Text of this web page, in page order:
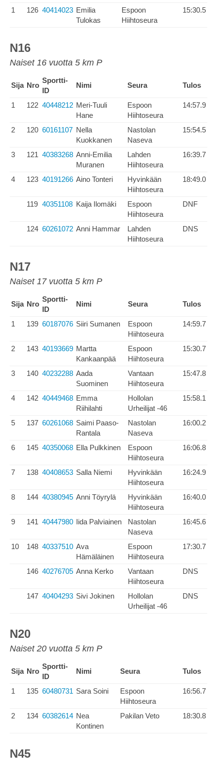
1 126 40414023 Emilia
Tulokas
Espoon
Hiihtoseura
15:30.5
N16
Naiset 16 vuotta 5 km P
Sija Nro
Sportti-
ID
Nimi Seura Tulos
1 122 40448212 Meri-Tuuli
Hane
Espoon
Hiihtoseura
14:57.9
2 120 60161107 Nella
Kuokkanen
Nastolan
Naseva
15:54.5
3 121 40383268 Anni-Emilia
Muranen
Lahden
Hiihtoseura
16:39.7
4 123 40191266 Aino Tonteri
Hyvinkään
Hiihtoseura
18:49.0
119 40351108 Kaija Ilomäki
Espoon
Hiihtoseura
DNF
124 60261072 Anni Hammar
Lahden
Hiihtoseura
DNS
N17
Naiset 17 vuotta 5 km P
Sija Nro
Sportti-
ID
Nimi Seura Tulos
1 139 60187076 Siiri Sumanen
Espoon
Hiihtoseura
14:59.7
2 143 40193669 Martta
Kankaanpää
Espoon
Hiihtoseura
15:30.7
3 140 40232288 Aada
Suominen
Vantaan
Hiihtoseura
15:47.8
4 142 40449468 Emma
Riihilahti
Hollolan
Urheilijat -46
15:58.1
5 137 60261068 Saimi Paaso-
Rantala
Nastolan
Naseva
16:00.2
6 145 40350068 Ella Pulkkinen
Espoon
Hiihtoseura
16:06.8
7 138 40408653 Salla Niemi
Hyvinkään
Hiihtoseura
16:24.9
8 144 40380945 Anni Töyrylä
Hyvinkään
Hiihtoseura
16:40.0
9 141 40447980 Iida Palviainen
Nastolan
Naseva
16:45.6
10 148 40337510 Ava
Hämäläinen
Espoon
Hiihtoseura
17:30.7
146 40276705 Anna Kerko
Vantaan
Hiihtoseura
DNS
147 40404293 Sivi Jokinen
Hollolan
Urheilijat -46
DNS
N20
Naiset 20 vuotta 5 km P
Sija Nro
Sportti-
ID
Nimi Seura Tulos
1 135 60480731 Sara Soini
Espoon
Hiihtoseura
16:56.7
2 134 60382614 Nea
Kontinen
Pakilan Veto 18:30.8
N45